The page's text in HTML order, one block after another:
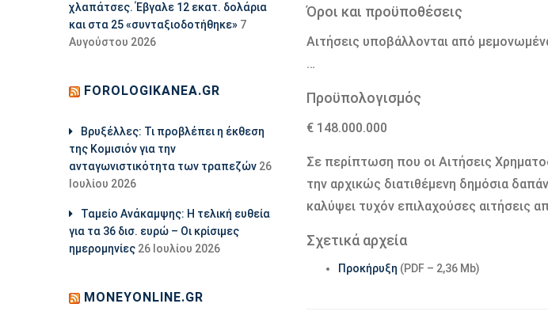
Όροι και προϋποθέσεις
Αιτήσεις υποβάλλονται από
…
Προϋπολογισμός
€ 148.000.000
Σε περίπτωση που οι Αιτήσεις
την αρχικώς διατιθέμενη δημόσια
καλύψει τυχόν επιλαχούσες αιτήσεις
Σχετικά αρχεία
Προκήρυξη (PDF – 2,36 Mb)
χλαπάτσες. Έβγαλε 12 εκατ. δολάρια
και στα 25 «συνταξιοδοτήθηκε» 7
Αυγούστου 2026
FOROLOGIKANEA.GR
Βρυξέλλες: Τι προβλέπει η έκθεση
της Κομισιόν για την
ανταγωνιστικότητα των τραπεζών 26
Ιουλίου 2026
Ταμείο Ανάκαμψης: Η τελική ευθεία
για τα 36 δισ. ευρώ – Οι κρίσιμες
ημερομηνίες 26 Ιουλίου 2026
MONEYONLINE.GR